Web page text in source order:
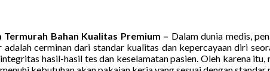
Bahan Kualitas Premium – Dalam dunia medis,
cerminan dari standar kualitas dan kepercayaan diri
hasil-hasil tes dan keselamatan pasien. Oleh karena